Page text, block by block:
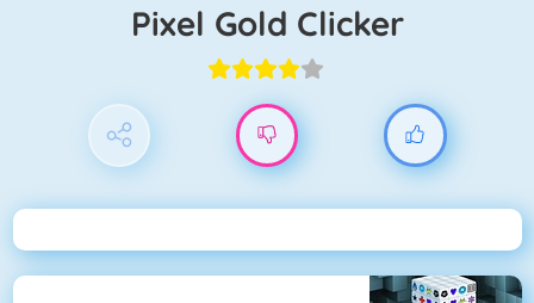
Pixel Gold Clicker